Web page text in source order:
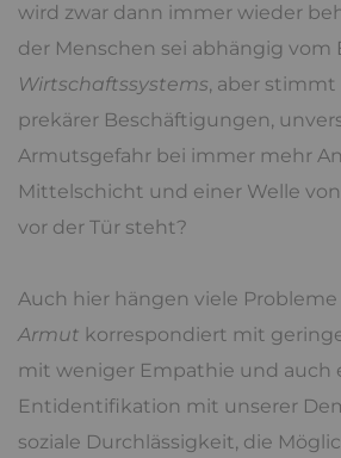
wird zwar dann immer wieder
der Menschen sei abhängig vom
Wirtschaftssystems, aber stimmt
prekärer Beschäftigungen,
Armutsgefahr bei immer mehr
Mittelschicht und einer Welle
vor der Tür steht?
Auch hier hängen viele
Armut korrespondiert mit
mit weniger Empathie und auch
Entidentifikation mit unserer
soziale Durchlässigkeit, die